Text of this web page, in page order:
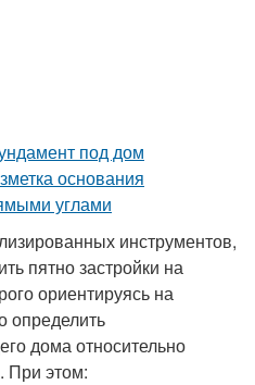
инструментов,
пятно застройки на
ориентируясь на
определить
дома относительно
При этом: